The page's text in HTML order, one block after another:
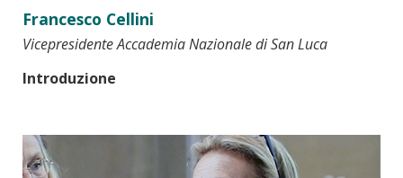
Francesco Cellini
Vicepresidente Accademia Nazionale di San Luca
Introduzione